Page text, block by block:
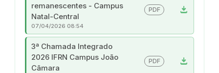
remanescentes - Campus
Natal-Central
download
PDF
07/04/2026 08:54
3ª Chamada Integrado
2026 IFRN Campus João
Câmara
download
PDF